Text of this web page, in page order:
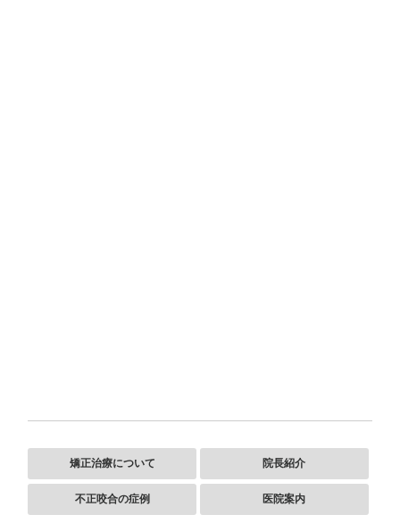
矯正治療について
不正咬合の症例
院長紹介
医院案内